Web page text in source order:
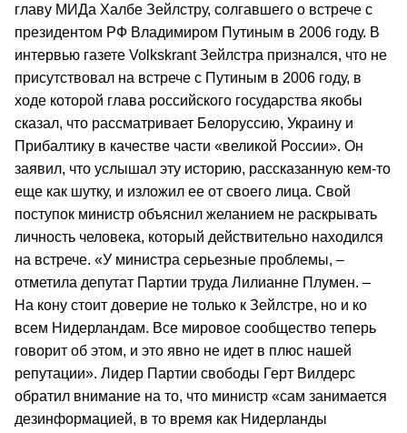
главу МИДа Халбе Зейлстру, солгавшего о встрече с
президентом РФ Владимиром Путиным в 2006 году. В
интервью газете Volkskrant Зейлстра признался, что не
присутствовал на встрече с Путиным в 2006 году, в
ходе которой глава российского государства якобы
сказал, что рассматривает Белоруссию, Украину и
Прибалтику в качестве части «великой России». Он
заявил, что услышал эту историю, рассказанную кем-то
еще как шутку, и изложил ее от своего лица. Свой
поступок министр объяснил желанием не раскрывать
личность человека, который действительно находился
на встрече. «У министра серьезные проблемы, –
отметила депутат Партии труда Лилианне Плумен. –
На кону стоит доверие не только к Зейлстре, но и ко
всем Нидерландам. Все мировое сообщество теперь
говорит об этом, и это явно не идет в плюс нашей
репутации». Лидер Партии свободы Герт Вилдерс
обратил внимание на то, что министр «сам занимается
дезинформацией, в то время как Нидерланды